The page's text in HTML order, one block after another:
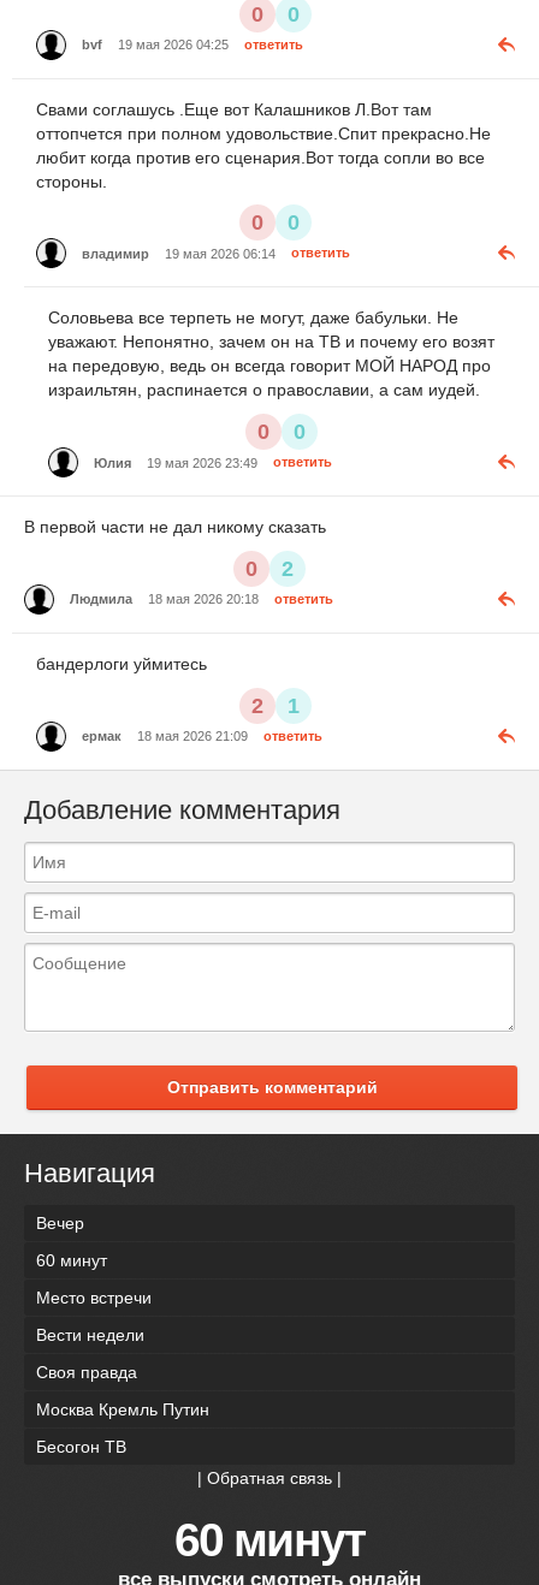
0 0
bvf 19 мая 2026 04:25 ответить
Свами соглашусь .Еще вот Калашников Л.Вот там
оттопчется при полном удовольствие.Спит прекрасно.Не
любит когда против его сценария.Вот тогда сопли во все
стороны.
0 0
владимир 19 мая 2026 06:14 ответить
Соловьева все терпеть не могут, даже бабульки. Не
уважают. Непонятно, зачем он на ТВ и почему его возят
на передовую, ведь он всегда говорит МОЙ НАРОД про
израильтян, распинается о православии, а сам иудей.
0 0
Юлия 19 мая 2026 23:49 ответить
В первой части не дал никому сказать
0 2
Людмила 18 мая 2026 20:18 ответить
бандерлоги уймитесь
2 1
ермак 18 мая 2026 21:09 ответить
Добавление комментария
Отправить комментарий
Навигация
Вечер
60 минут
Место встречи
Вести недели
Своя правда
Москва Кремль Путин
Бесогон ТВ
| Обратная связь |
60 минут
все выпуски смотреть онлайн